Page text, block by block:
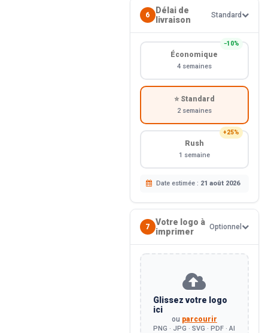
6
Délai de
livraison
Standard
−10%
Économique
4 semaines
⭐ Standard
2 semaines
+25%
Rush
1 semaine
Date estimée : 21 août 2026
7
Votre logo à
imprimer
Optionnel
Glissez votre logo
ici
ou parcourir
PNG · JPG · SVG · PDF · AI